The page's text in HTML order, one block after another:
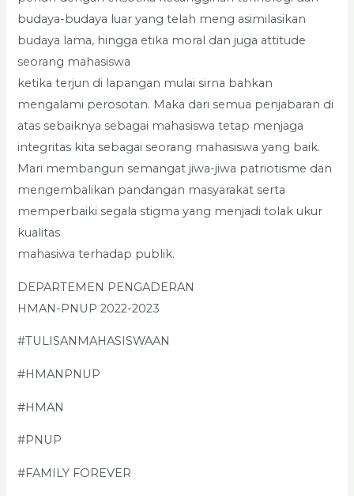
budaya-budaya luar yang telah meng asimilasikan
budaya lama, hingga etika moral dan juga attitude
seorang mahasiswa
ketika terjun di lapangan mulai sirna bahkan
mengalami perosotan. Maka dari semua penjabaran di
atas sebaiknya sebagai mahasiswa tetap menjaga
integritas kita sebagai seorang mahasiswa yang baik.
Mari membangun semangat jiwa-jiwa patriotisme dan
mengembalikan pandangan masyarakat serta
memperbaiki segala stigma yang menjadi tolak ukur
kualitas
mahasiwa terhadap publik.
DEPARTEMEN PENGADERAN
HMAN-PNUP 2022-2023
#TULISANMAHASISWAAN
#HMANPNUP
#HMAN
#PNUP
#FAMILY FOREVER